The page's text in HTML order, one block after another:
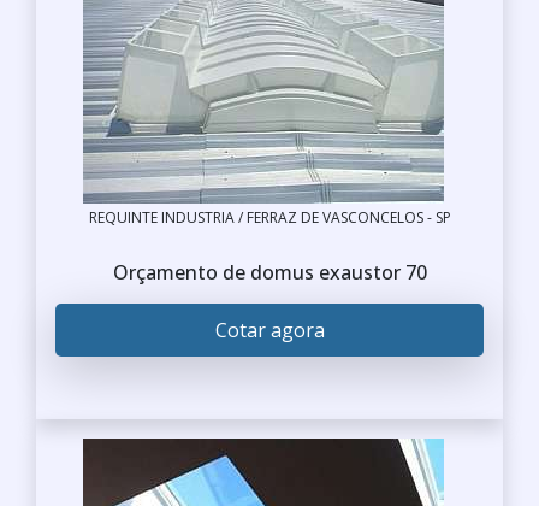
REQUINTE INDUSTRIA / FERRAZ DE VASCONCELOS - SP
Orçamento de domus exaustor 70
Cotar agora